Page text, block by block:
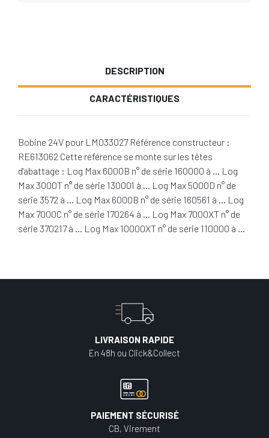
DESCRIPTION
CARACTÉRISTIQUES
Bobine 24V pour LM033027 Référence constructeur :
RE613062 Cette référence se monte sur les têtes
d'abattage : Log Max 6000B n° de série 160000 à … Log
Max 3000T n° de série 130001 à … Log Max 5000D n° de
série 3572 à … Log Max 6000B n° de série 160561 à … Log
Max 7000C n° de série 170264 à … Log Max 7000XT n° de
série 370217 à … Log Max 10000XT n° de série 110000 à …
LIVRAISON RAPIDE
En 48h ou Click&Collect
PAIEMENT SÉCURISÉ
CB, Virement